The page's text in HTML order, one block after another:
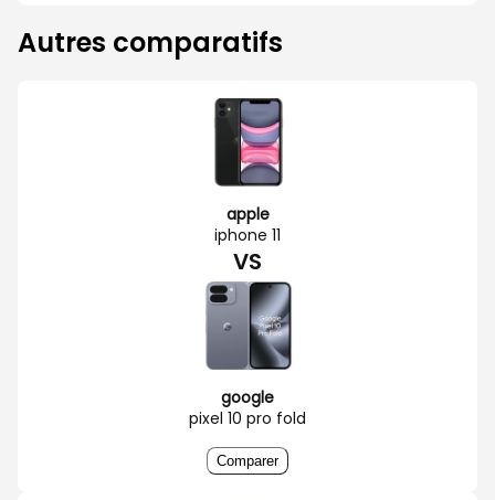
Autres comparatifs
apple
iphone 11
VS
google
pixel 10 pro fold
Comparer